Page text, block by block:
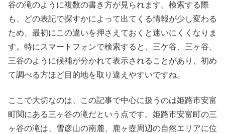
谷の滝のように複数の書き方が見られます。検索する際
も、どの表記で探すかによって出てくる情報が少し変わる
ため、最初にこの違いを押さえておくと迷いにくくなりま
す。特にスマートフォンで検索すると、三ケ谷、三ヶ谷、
三谷のように候補が分かれて表示されることがあり、初め
て調べる方ほど目的地を取り違えやすいですね。
ここで大切なのは、
この記事で中心に扱うのは姫路市安富
町関にある三ヶ谷の滝だという点です。姫路市安富町の三
ヶ谷の滝は、雪彦山の南麓、鹿ヶ壺周辺の自然エリアに位